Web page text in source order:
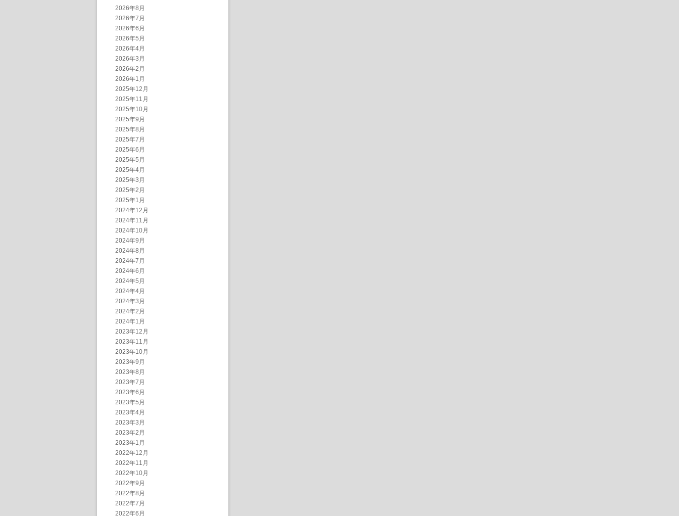
2026年8月
2026年7月
2026年6月
2026年5月
2026年4月
2026年3月
2026年2月
2026年1月
2025年12月
2025年11月
2025年10月
2025年9月
2025年8月
2025年7月
2025年6月
2025年5月
2025年4月
2025年3月
2025年2月
2025年1月
2024年12月
2024年11月
2024年10月
2024年9月
2024年8月
2024年7月
2024年6月
2024年5月
2024年4月
2024年3月
2024年2月
2024年1月
2023年12月
2023年11月
2023年10月
2023年9月
2023年8月
2023年7月
2023年6月
2023年5月
2023年4月
2023年3月
2023年2月
2023年1月
2022年12月
2022年11月
2022年10月
2022年9月
2022年8月
2022年7月
2022年6月